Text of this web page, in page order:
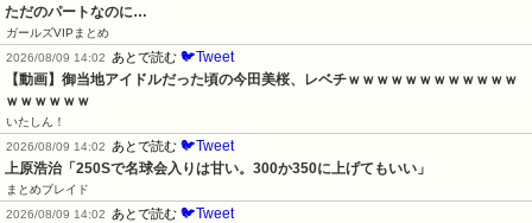
ただのパートなのに…
ガールズVIPまとめ
2026/08/09 14:02 あとで読む 🐦Tweet
【動画】御当地アイドルだった頃の今田美桜、レベチｗｗｗｗｗｗｗｗｗｗｗｗ
ｗｗｗｗｗｗ
いたしん！
2026/08/09 14:02 あとで読む 🐦Tweet
上原浩治「250Sで名球会入りは甘い。300か350に上げてもいい」
まとめブレイド
2026/08/09 14:02 あとで読む 🐦Tweet